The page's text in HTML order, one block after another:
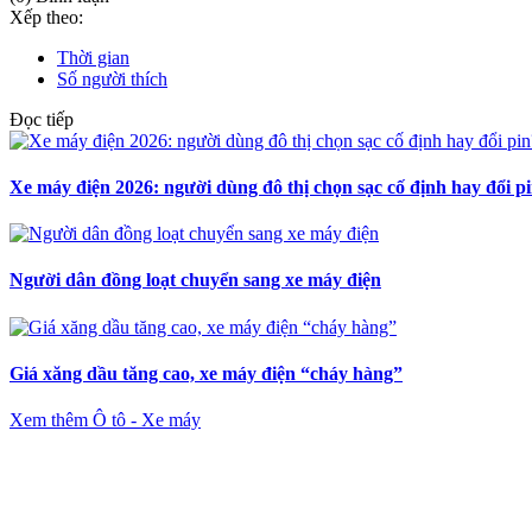
Xếp theo:
Thời gian
Số người thích
Đọc tiếp
Xe máy điện 2026: người dùng đô thị chọn sạc cố định hay đổi
Người dân đồng loạt chuyển sang xe máy điện
Giá xăng dầu tăng cao, xe máy điện “cháy hàng”
Xem thêm Ô tô - Xe máy